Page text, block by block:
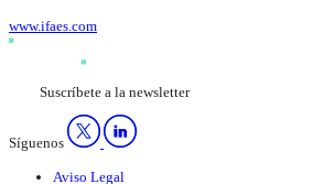
www.ifaes.com
Suscríbete a la newsletter
Síguenos
Aviso Legal